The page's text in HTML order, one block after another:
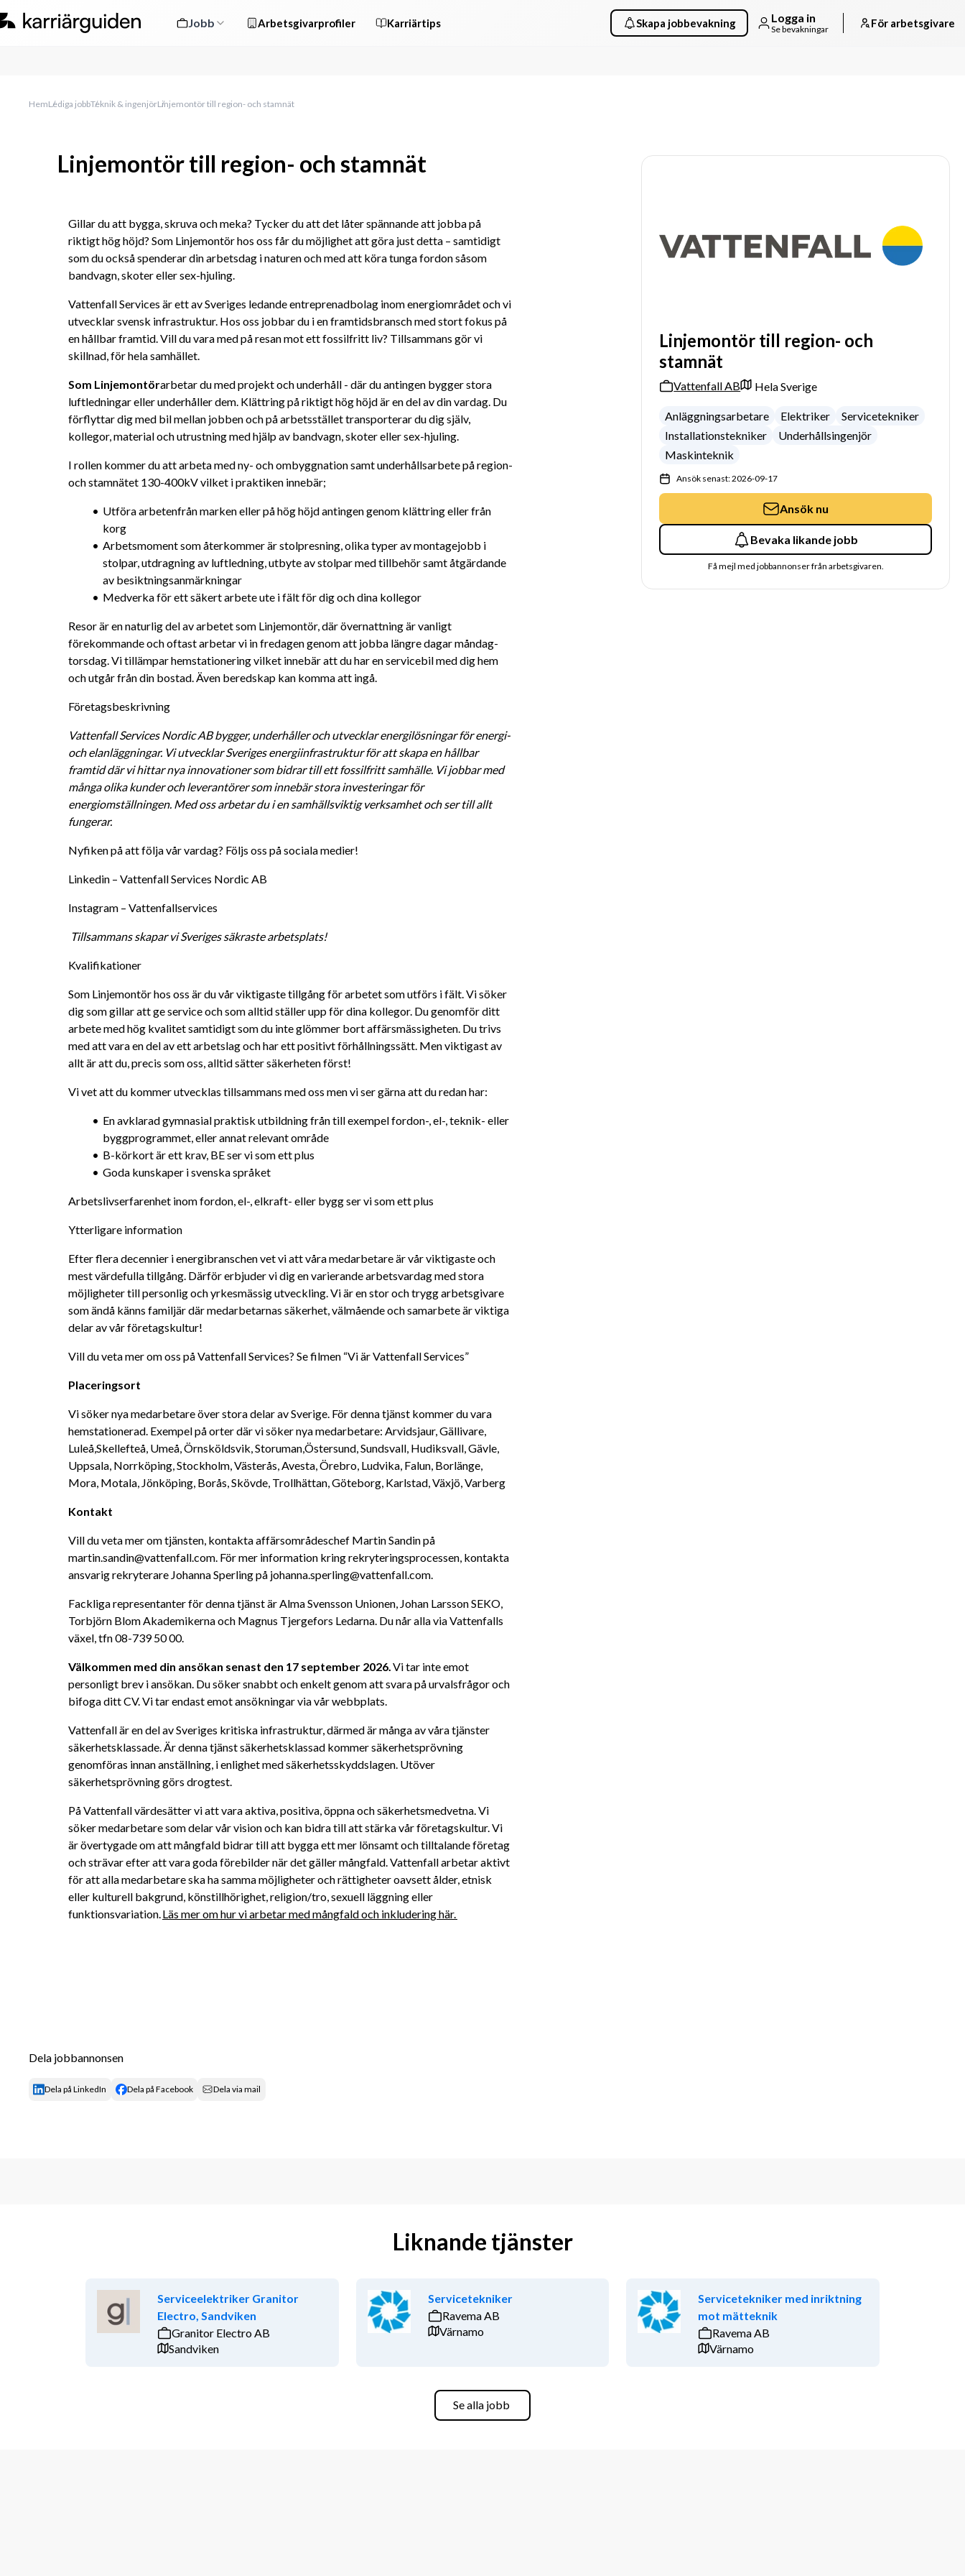
Jobb Arbetsgivarprofiler Karriärtips Skapa jobbevakning Logga in
Se bevakningar För arbetsgivare
HemLediga jobbTeknik & ingenjörLinjemontör till region- och stamnät
Linjemontör till region- och stamnät
Gillar du att bygga, skruva och meka? Tycker du att det låter spännande att jobba på
riktigt hög höjd? Som Linjemontör hos oss får du möjlighet att göra just detta – samtidigt
som du också spenderar din arbetsdag i naturen och med att köra tunga fordon såsom
bandvagn, skoter eller sex-hjuling.
Vattenfall Services är ett av Sveriges ledande entreprenadbolag inom energiområdet och vi
utvecklar svensk infrastruktur. Hos oss jobbar du i en framtidsbransch med stort fokus på
en hållbar framtid. Vill du vara med på resan mot ett fossilfritt liv? Tillsammans gör vi
skillnad, för hela samhället.
Som Linjemontörarbetar du med projekt och underhåll - där du antingen bygger stora
luftledningar eller underhåller dem. Klättring på riktigt hög höjd är en del av din vardag. Du
förflyttar dig med bil mellan jobben och på arbetsstället transporterar du dig själv,
kollegor, material och utrustning med hjälp av bandvagn, skoter eller sex-hjuling.
I rollen kommer du att arbeta med ny- och ombyggnation samt underhållsarbete på region-
och stamnätet 130-400kV vilket i praktiken innebär;
Utföra arbetenfrån marken eller på hög höjd antingen genom klättring eller från
korg
Arbetsmoment som återkommer är stolpresning, olika typer av montagejobb i
stolpar, utdragning av luftledning, utbyte av stolpar med tillbehör samt åtgärdande
av besiktningsanmärkningar
Medverka för ett säkert arbete ute i fält för dig och dina kollegor
Resor är en naturlig del av arbetet som Linjemontör, där övernattning är vanligt
förekommande och oftast arbetar vi in fredagen genom att jobba längre dagar måndag-
torsdag. Vi tillämpar hemstationering vilket innebär att du har en servicebil med dig hem
och utgår från din bostad. Även beredskap kan komma att ingå.
Företagsbeskrivning
Vattenfall Services Nordic AB bygger, underhåller och utvecklar energilösningar för energi-
och elanläggningar. Vi utvecklar Sveriges energiinfrastruktur för att skapa en hållbar
framtid där vi hittar nya innovationer som bidrar till ett fossilfritt samhälle. Vi jobbar med
många olika kunder och leverantörer som innebär stora investeringar för
energiomställningen. Med oss arbetar du i en samhällsviktig verksamhet och ser till allt
fungerar.
Nyfiken på att följa vår vardag? Följs oss på sociala medier!
Linkedin – Vattenfall Services Nordic AB
Instagram – Vattenfallservices
Tillsammans skapar vi Sveriges säkraste arbetsplats!
Kvalifikationer
Som Linjemontör hos oss är du vår viktigaste tillgång för arbetet som utförs i fält. Vi söker
dig som gillar att ge service och som alltid ställer upp för dina kollegor. Du genomför ditt
arbete med hög kvalitet samtidigt som du inte glömmer bort affärsmässigheten. Du trivs
med att vara en del av ett arbetslag och har ett positivt förhållningssätt. Men viktigast av
allt är att du, precis som oss, alltid sätter säkerheten först!
Vi vet att du kommer utvecklas tillsammans med oss men vi ser gärna att du redan har:
En avklarad gymnasial praktisk utbildning från till exempel fordon-, el-, teknik- eller
byggprogrammet, eller annat relevant område
B-körkort är ett krav, BE ser vi som ett plus
Goda kunskaper i svenska språket
Arbetslivserfarenhet inom fordon, el-, elkraft- eller bygg ser vi som ett plus
Ytterligare information
Efter flera decennier i energibranschen vet vi att våra medarbetare är vår viktigaste och
mest värdefulla tillgång. Därför erbjuder vi dig en varierande arbetsvardag med stora
möjligheter till personlig och yrkesmässig utveckling. Vi är en stor och trygg arbetsgivare
som ändå känns familjär där medarbetarnas säkerhet, välmående och samarbete är viktiga
delar av vår företagskultur!
Vill du veta mer om oss på Vattenfall Services? Se filmen “Vi är Vattenfall Services”
Placeringsort
Vi söker nya medarbetare över stora delar av Sverige. För denna tjänst kommer du vara
hemstationerad. Exempel på orter där vi söker nya medarbetare: Arvidsjaur, Gällivare,
Luleå,Skellefteå, Umeå, Örnsköldsvik, Storuman,Östersund, Sundsvall, Hudiksvall, Gävle,
Uppsala, Norrköping, Stockholm, Västerås, Avesta, Örebro, Ludvika, Falun, Borlänge,
Mora, Motala, Jönköping, Borås, Skövde, Trollhättan, Göteborg, Karlstad, Växjö, Varberg
Kontakt
Vill du veta mer om tjänsten, kontakta affärsområdeschef Martin Sandin på
martin.sandin@vattenfall.com. För mer information kring rekryteringsprocessen, kontakta
ansvarig rekryterare Johanna Sperling på johanna.sperling@vattenfall.com.
Fackliga representanter för denna tjänst är Alma Svensson Unionen, Johan Larsson SEKO,
Torbjörn Blom Akademikerna och Magnus Tjergefors Ledarna. Du når alla via Vattenfalls
växel, tfn 08-739 50 00.
Välkommen med din ansökan senast den 17 september 2026. Vi tar inte emot
personligt brev i ansökan. Du söker snabbt och enkelt genom att svara på urvalsfrågor och
bifoga ditt CV.Vi tar endast emot ansökningar via vår webbplats.
Vattenfall är en del av Sveriges kritiska infrastruktur, därmed är många av våra tjänster
säkerhetsklassade. Är denna tjänst säkerhetsklassad kommer säkerhetsprövning
genomföras innan anställning, i enlighet med säkerhetsskyddslagen. Utöver
säkerhetsprövning görs drogtest.
På Vattenfall värdesätter vi att vara aktiva, positiva, öppna och säkerhetsmedvetna. Vi
söker medarbetare som delar vår vision och kan bidra till att stärka vår företagskultur. Vi
är övertygade om att mångfald bidrar till att bygga ett mer lönsamt och tilltalande företag
och strävar efter att vara goda förebilder när det gäller mångfald. Vattenfall arbetar aktivt
för att alla medarbetare ska ha samma möjligheter och rättigheter oavsett ålder, etnisk
eller kulturell bakgrund, könstillhörighet, religion/tro, sexuell läggning eller
funktionsvariation. Läs mer om hur vi arbetar med mångfald och inkludering här.
Linjemontör till region- och
stamnät
Vattenfall AB Hela Sverige
Anläggningsarbetare Elektriker
Servicetekniker
Installationstekniker
Underhållsingenjör
Maskinteknik
Ansök senast: 2026-09-17
Ansök nu
Bevaka likande jobb
Få mejl med jobbannonser från arbetsgivaren.
Dela jobbannonsen
Dela på LinkedIn Dela på Facebook Dela via mail
Liknande tjänster
Serviceelektriker Granitor
Electro, Sandviken
Granitor Electro AB
Sandviken
Servicetekniker
Ravema AB
Värnamo
Servicetekniker med inriktning
mot mätteknik
Ravema AB
Värnamo
Se alla jobb